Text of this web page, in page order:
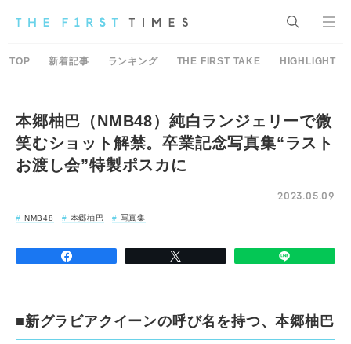
TOP 新着記事 ランキング THE FIRST TAKE HIGHLIGHT
本郷柚巴（NMB48）純白ランジェリーで微
笑むショット解禁。卒業記念写真集“ラスト
お渡し会”特製ポスカに
2023.05.09
NMB48 本郷柚巴 写真集
■新グラビアクイーンの呼び名を持つ、本郷柚巴